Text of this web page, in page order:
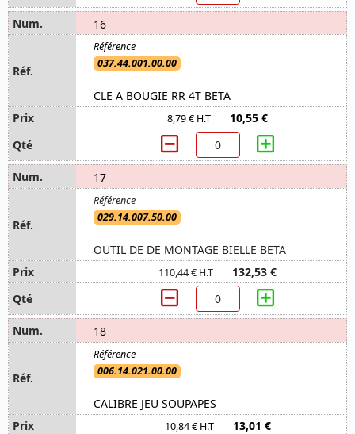
16
037.44.001.00.00
CLE A BOUGIE RR 4T BETA
8,79 € H.T 10,55 €
17
029.14.007.50.00
OUTIL DE DE MONTAGE BIELLE BETA
110,44 € H.T 132,53 €
18
006.14.021.00.00
CALIBRE JEU SOUPAPES
10,84 € H.T 13,01 €